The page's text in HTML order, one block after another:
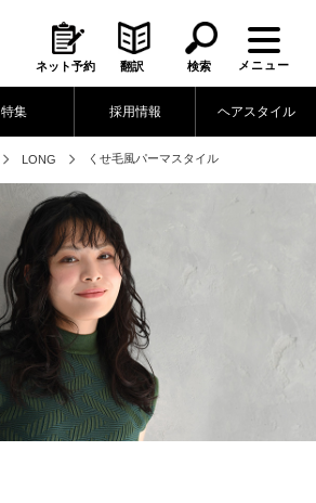
ネット予約 翻訳 検索 メニュー
特集 採用情報 ヘアスタイル
LONG くせ毛風パーマスタイル